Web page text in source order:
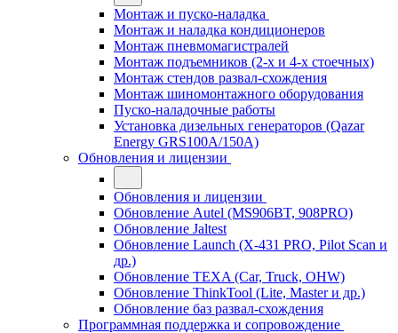
Монтаж и пуско-наладка
Монтаж и наладка кондиционеров
Монтаж пневмомагистралей
Монтаж подъемников (2-х и 4-х стоечных)
Монтаж стендов развал-схождения
Монтаж шиномонтажного оборудования
Пуско-наладочные работы
Установка дизельных генераторов (Qazar
Energy GRS100A/150A)
Обновления и лицензии
Обновления и лицензии
Обновление Autel (MS906BT, 908PRO)
Обновление Jaltest
Обновление Launch (X-431 PRO, Pilot Scan и
др.)
Обновление TEXA (Car, Truck, OHW)
Обновление ThinkTool (Lite, Master и др.)
Обновление баз развал-схождения
Программная поддержка и сопровождение